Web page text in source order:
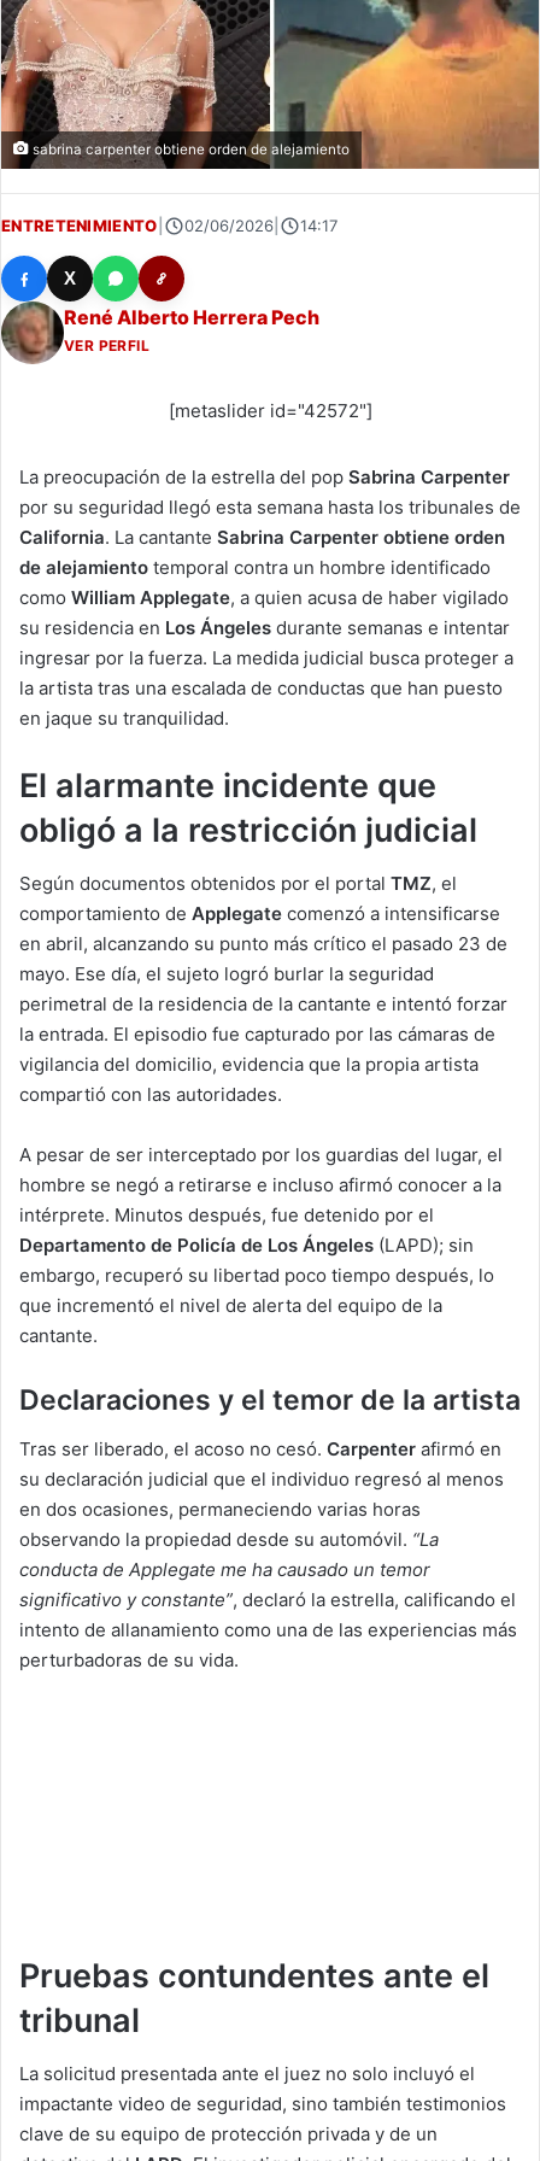
sabrina carpenter obtiene orden de alejamiento
ENTRETENIMIENTO 02/06/2026| 14:17
X
René Alberto Herrera Pech
VER PERFIL
[metaslider id="42572"]
La preocupación de la estrella del pop Sabrina Carpenter
por su seguridad llegó esta semana hasta los tribunales de
California. La cantante Sabrina Carpenter obtiene orden
de alejamiento temporal contra un hombre identificado
como William Applegate, a quien acusa de haber vigilado
su residencia en Los Ángeles durante semanas e intentar
ingresar por la fuerza. La medida judicial busca proteger a
la artista tras una escalada de conductas que han puesto
en jaque su tranquilidad.
El alarmante incidente que
obligó a la restricción judicial
Según documentos obtenidos por el portal TMZ, el
comportamiento de Applegate comenzó a intensificarse
en abril, alcanzando su punto más crítico el pasado 23 de
mayo. Ese día, el sujeto logró burlar la seguridad
perimetral de la residencia de la cantante e intentó forzar
la entrada. El episodio fue capturado por las cámaras de
vigilancia del domicilio, evidencia que la propia artista
compartió con las autoridades.
A pesar de ser interceptado por los guardias del lugar, el
hombre se negó a retirarse e incluso afirmó conocer a la
intérprete. Minutos después, fue detenido por el
Departamento de Policía de Los Ángeles (LAPD); sin
embargo, recuperó su libertad poco tiempo después, lo
que incrementó el nivel de alerta del equipo de la
cantante.
Declaraciones y el temor de la artista
Tras ser liberado, el acoso no cesó. Carpenter afirmó en
su declaración judicial que el individuo regresó al menos
en dos ocasiones, permaneciendo varias horas
observando la propiedad desde su automóvil. “La
conducta de Applegate me ha causado un temor
significativo y constante”, declaró la estrella, calificando el
intento de allanamiento como una de las experiencias más
perturbadoras de su vida.
Pruebas contundentes ante el
tribunal
La solicitud presentada ante el juez no solo incluyó el
impactante video de seguridad, sino también testimonios
clave de su equipo de protección privada y de un